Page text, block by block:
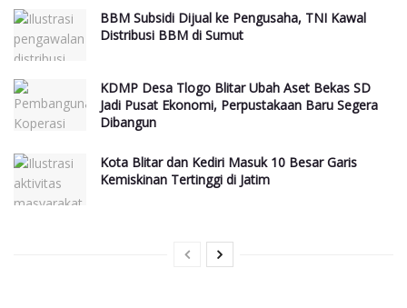
BBM Subsidi Dijual ke Pengusaha, TNI Kawal
Distribusi BBM di Sumut
KDMP Desa Tlogo Blitar Ubah Aset Bekas SD
Jadi Pusat Ekonomi, Perpustakaan Baru Segera
Dibangun
Kota Blitar dan Kediri Masuk 10 Besar Garis
Kemiskinan Tertinggi di Jatim